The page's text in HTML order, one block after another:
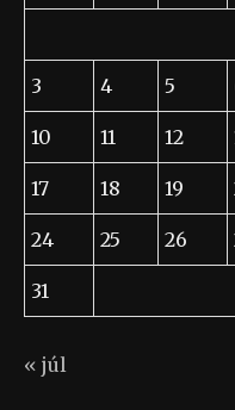
3 4 5
10 11 12
17 18 19
24 25 26
31
« júl